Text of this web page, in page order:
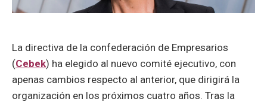
La directiva de la confederación de Empresarios
(Cebek) ha elegido al nuevo comité ejecutivo, con
apenas cambios respecto al anterior, que dirigirá la
organización en los próximos cuatro años. Tras la